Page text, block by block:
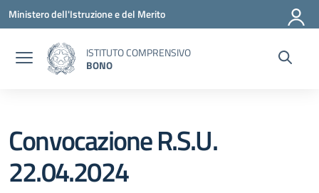
Vai ai contenuti
Vai al menu di navigazione
Vai al footer
Ministero dell'Istruzione e del Merito
ISTITUTO COMPRENSIVO
BONO
Convocazione R.S.U.
22.04.2024